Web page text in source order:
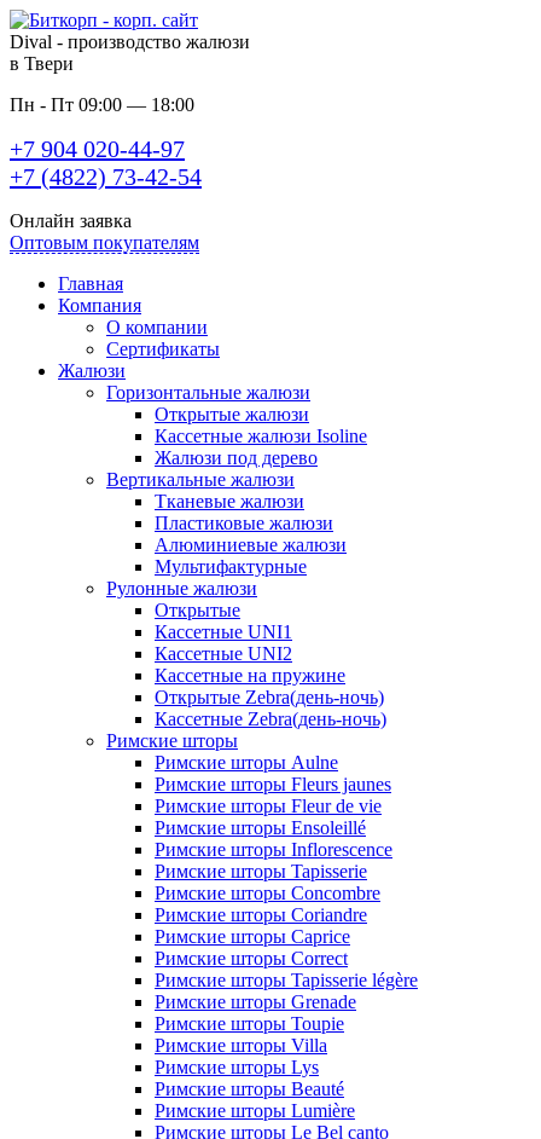
Dival - производство жалюзи
в Твери
Пн - Пт 09:00 — 18:00
+7 904 020-44-97
+7 (4822) 73-42-54
Онлайн заявка
Оптовым покупателям
Главная
Компания
О компании
Сертификаты
Жалюзи
Горизонтальные жалюзи
Открытые жалюзи
Кассетные жалюзи Isoline
Жалюзи под дерево
Вертикальные жалюзи
Тканевые жалюзи
Пластиковые жалюзи
Алюминиевые жалюзи
Мультифактурные
Рулонные жалюзи
Открытые
Кассетные UNI1
Кассетные UNI2
Кассетные на пружине
Открытые Zebra(день-ночь)
Кассетные Zebra(день-ночь)
Римские шторы
Римские шторы Aulne
Римские шторы Fleurs jaunes
Римские шторы Fleur de vie
Римские шторы Ensoleillé
Римские шторы Inflorescence
Римские шторы Tapisserie
Римские шторы Concombre
Римские шторы Coriandre
Римские шторы Caprice
Римские шторы Correct
Римские шторы Tapisserie légère
Римские шторы Grenade
Римские шторы Toupie
Римские шторы Villa
Римские шторы Lys
Римские шторы Beauté
Римские шторы Lumière
Римские шторы Le Bel canto